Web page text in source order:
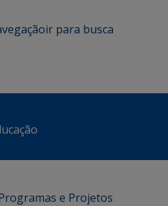
ir para busca
e Projetos